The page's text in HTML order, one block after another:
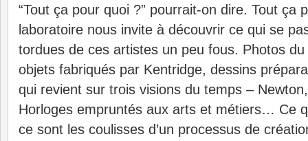
“Tout ça pour quoi ?” pourrait-on dire. Tout ça
laboratoire nous invite à découvrir ce qui se
tordues de ces artistes un peu fous. Photos
objets fabriqués par Kentridge, dessins
qui revient sur trois visions du temps –
Horloges empruntés aux arts et métiers… Ce
ce sont les coulisses d’un processus de